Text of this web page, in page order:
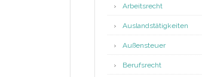
Arbeitsrecht
Auslandstätigkeiten
Außensteuer
Berufsrecht